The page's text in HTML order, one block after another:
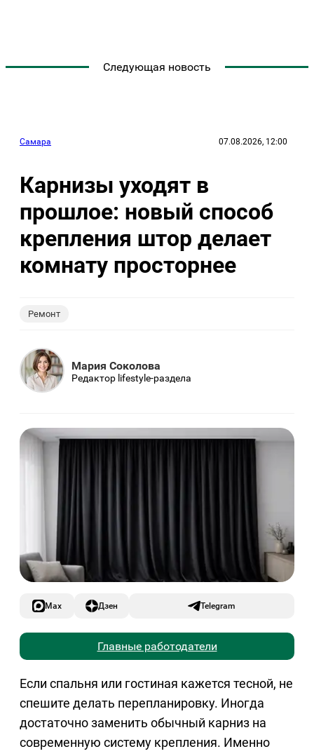
Следующая новость
Самара 07.08.2026, 12:00
Карнизы уходят в
прошлое: новый способ
крепления штор делает
комнату просторнее
Ремонт
Мария Соколова
Редактор lifestyle-раздела
Max Дзен Telegram
Главные работодатели
Если спальня или гостиная кажется тесной, не
спешите делать перепланировку. Иногда
достаточно заменить обычный карниз на
современную систему крепления. Именно